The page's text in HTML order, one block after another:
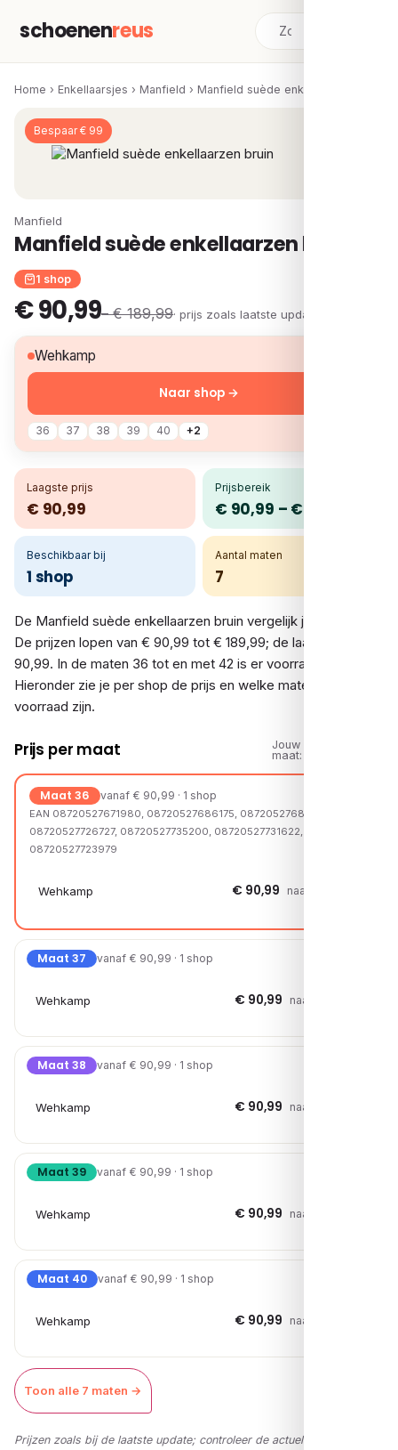
schoenenreus
Home › Enkellaarsjes › Manfield › Manfield suède enkellaarzen bruin
Bespaar € 99
Manfield
Manfield suède enkellaarzen bruin
1 shop
€ 90,99– € 189,99· prijs zoals laatste update
Wehkamp
36 37 38 39 40 +2
Naar shop →
Laagste prijs
€ 90,99
Prijsbereik
€ 90,99 – € 189,99
Beschikbaar bij
1 shop
Aantal maten
7
De Manfield suède enkellaarzen bruin vergelijk je bij 1 shop.
De prijzen lopen van € 90,99 tot € 189,99; de laagste is €
90,99. In de maten 36 tot en met 42 is er voorraad.
Hieronder zie je per shop de prijs en welke maten op
voorraad zijn.
Prijs per maat
Jouw
maat:
Maat 36 vanaf € 90,99 · 1 shop
EAN 08720527671980, 08720527686175, 08720527688001,
08720527726727, 08720527735200, 08720527731622,
08720527723979
Wehkamp € 90,99 naar shop →
Maat 37 vanaf € 90,99 · 1 shop
Wehkamp € 90,99 naar shop →
Maat 38 vanaf € 90,99 · 1 shop
Wehkamp € 90,99 naar shop →
Maat 39 vanaf € 90,99 · 1 shop
Wehkamp € 90,99 naar shop →
Maat 40 vanaf € 90,99 · 1 shop
Wehkamp € 90,99 naar shop →
Toon alle 7 maten →
Prijzen zoals bij de laatste update; controleer de actuele prijs in de